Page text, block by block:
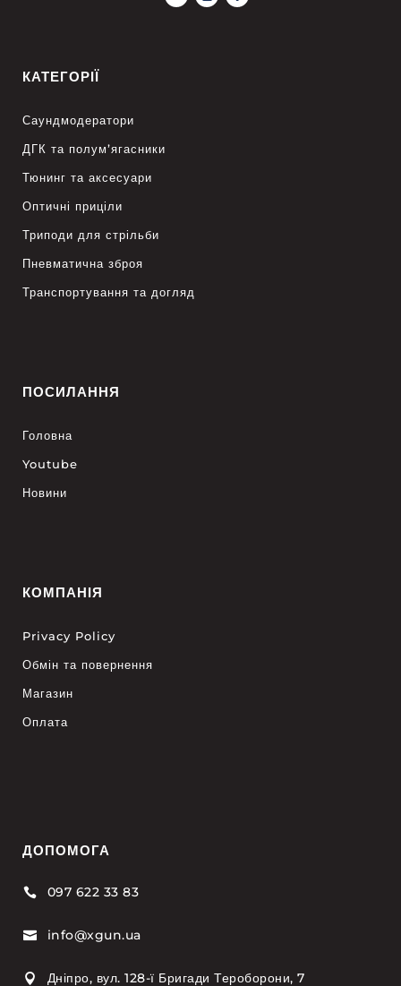
КАТЕГОРІЇ
Саундмодератори
ДГК та полум’ягасники
Тюнинг та аксесуари
Оптичні приціли
Триподи для стрільби
Пневматична зброя
Транспортування та догляд
ПОСИЛАННЯ
Головна
Youtube
Новини
КОМПАНІЯ
Privacy Policy
Обмін та повернення
Магазин
Оплата
ДОПОМОГА
 097 622 33 83
 info@xgun.ua
 Дніпро, вул. 128-ї Бригади Тероборони, 7